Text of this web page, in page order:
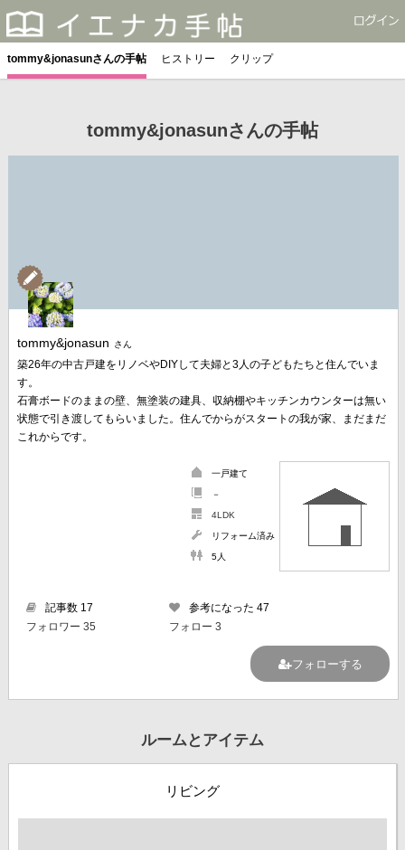
tommy&jonasunさんの手帖 ヒストリー クリップ
tommy&jonasunさんの手帖
tommy&jonasun さん
築26年の中古戸建をリノベやDIYして夫婦と3人の子どもたちと住んでいま
す。
石膏ボードのままの壁、無塗装の建具、収納棚やキッチンカウンターは無い
状態で引き渡してもらいました。住んでからがスタートの我が家、まだまだ
これからです。
一戸建て
－
4LDK
リフォーム済み
5人
記事数 17
参考になった 47
フォロー 3
フォロワー 35
フォローする
ルームとアイテム
リビング